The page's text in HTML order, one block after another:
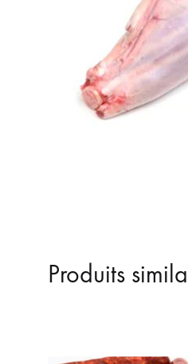
Produits